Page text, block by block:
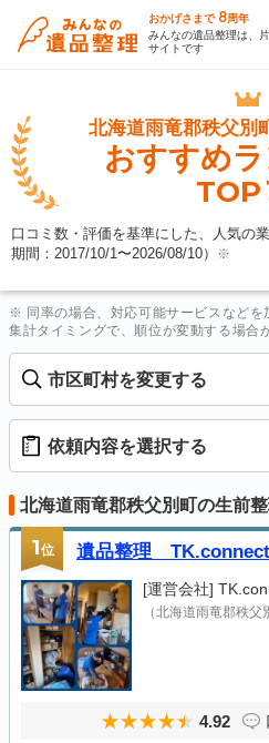
おかげさまで 8周年
みんなの遺品整理は、
サイトです
北海道雨竜郡秩父別
おすすめ
TOP
口コミ数・評価を基準にした、人気の
期間：2017/10/1〜2026/08/10） ※
※ 同率の場合、対応可能サービスなどを
集計タイミングで、順位が変動する場合
市区町村を変更する
依頼内容を選択する
北海道雨竜郡秩父別町の生前
1位 遺品整理
[運営会社]
（北海道雨竜郡秩父
4.92